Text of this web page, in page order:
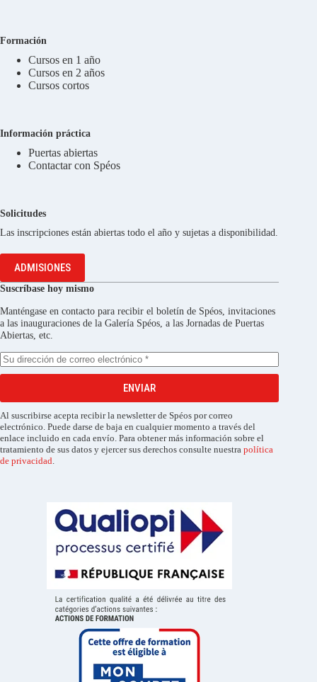
Formación
Cursos en 1 año
Cursos en 2 años
Cursos cortos
Información práctica
Puertas abiertas
Contactar con Spéos
Solicitudes
Las inscripciones están abiertas todo el año y sujetas a disponibilidad.
ADMISIONES
Suscríbase hoy mismo
Manténgase en contacto para recibir el boletín de Spéos, invitaciones
a las inauguraciones de la Galería Spéos, a las Jornadas de Puertas
Abiertas, etc.
ENVIAR
Al suscribirse acepta recibir la newsletter de Spéos por correo
electrónico. Puede darse de baja en cualquier momento a través del
enlace incluido en cada envío. Para obtener más información sobre el
tratamiento de sus datos y ejercer sus derechos consulte nuestra política
de privacidad.